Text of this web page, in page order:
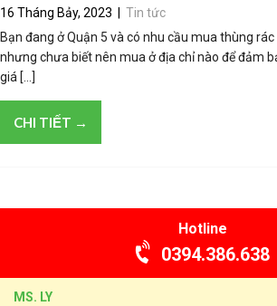
16 Tháng Bảy, 2023
Tin tức
Bạn đang ở Quận 5 và có nhu cầu mua thùng
nhưng chưa biết nên mua ở địa chỉ nào để đảm
giá […]
CHI TIẾT →
Hotline
0394.386.638
MS. LY